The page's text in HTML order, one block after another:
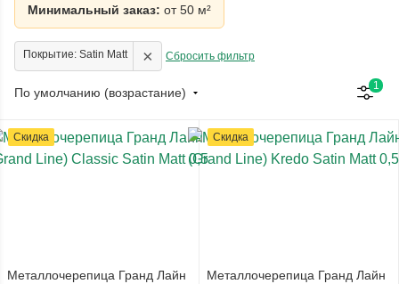
Минимальный заказ: от 50 м²
Покрытие: Satin Matt × Сбросить фильтр
По умолчанию (возрастание) 1
Скидка
Металлочерепица Гранд Лайн
Скидка
Металлочерепица Гранд Лайн